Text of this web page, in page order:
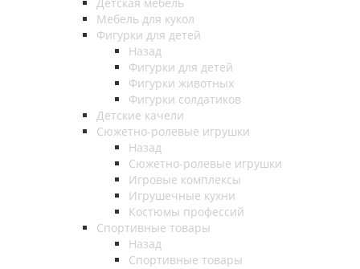
Мебель для кукол
Фигурки для детей
Назад
Фигурки для детей
Фигурки животных
Фигурки солдатиков
Детские качели
Сюжетно-ролевые игрушки
Назад
Сюжетно-ролевые игрушки
Игровые комплексы
Игрушечные кухни
Костюмы профессий
Спортивные товары
Назад
Спортивные товары